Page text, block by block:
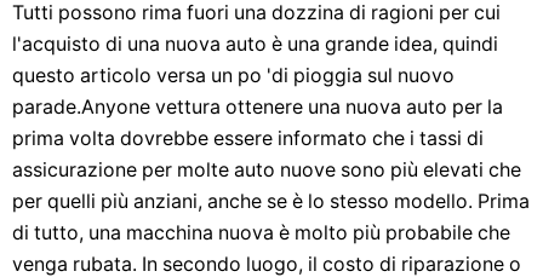
Tutti possono rima fuori una dozzina di ragioni per cui
l'acquisto di una nuova auto è una grande idea, quindi
questo articolo versa un po 'di pioggia sul nuovo
parade.Anyone vettura ottenere una nuova auto per la
prima volta dovrebbe essere informato che i tassi di
assicurazione per molte auto nuove sono più elevati che
per quelli più anziani, anche se è lo stesso modello. Prima
di tutto, una macchina nuova è molto più probabile che
venga rubata. In secondo luogo, il costo di riparazione o